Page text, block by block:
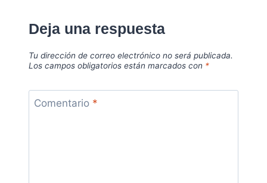
Deja una respuesta
Tu dirección de correo electrónico no será publicada.
Los campos obligatorios están marcados con *
Comentario *